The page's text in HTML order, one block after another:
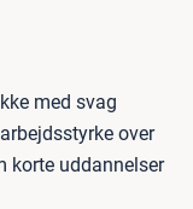
med svag
over
korte uddannelser